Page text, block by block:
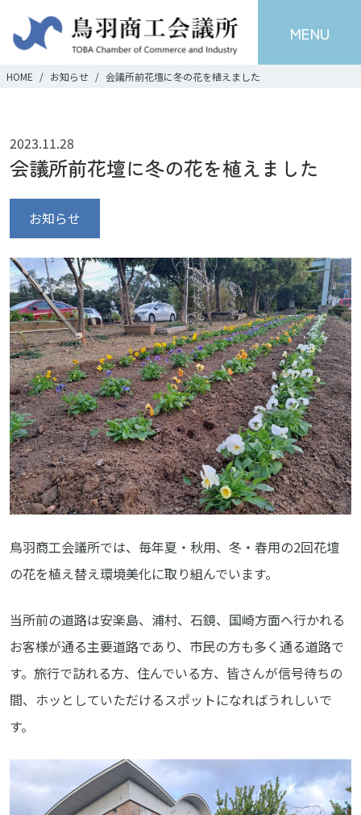
MENU
HOME お知らせ 会議所前花壇に冬の花を植えました
2023.11.28
会議所前花壇に冬の花を植えました
お知らせ
鳥羽商工会議所では、毎年夏・秋用、冬・春用の2回花壇
の花を植え替え環境美化に取り組んでいます。
当所前の道路は安楽島、浦村、石鏡、国崎方面へ行かれる
お客様が通る主要道路であり、市民の方も多く通る道路で
す。旅行で訪れる方、住んでいる方、皆さんが信号待ちの
間、ホッとしていただけるスポットになればうれしいで
す。